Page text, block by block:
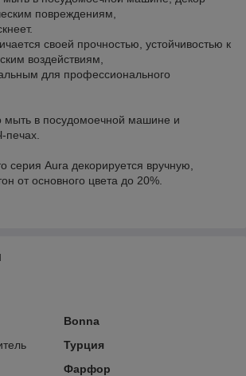
повреждениям,
своей прочностью, устойчивостью к
воздействиям,
для профессионального
мыть в посудомоечной машине и
печах.
серия Aura декорируется вручную,
от основного цвета до 20%.
Bonna
Турция
Фарфор